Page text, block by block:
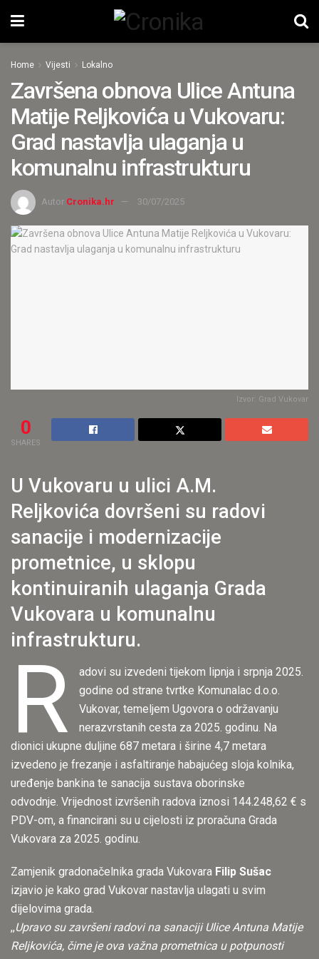
Home Vijesti Lokalno
Završena obnova Ulice Antuna
Matije Reljkovića u Vukovaru:
Grad nastavlja ulaganja u
komunalnu infrastrukturu
Autor Cronika.hr 30/07/2025
Izvor: Grad Vukovar
0
SHARES
U Vukovaru u ulici A.M.
Reljkovića dovršeni su radovi
sanacije i modernizacije
prometnice, u sklopu
kontinuiranih ulaganja Grada
Vukovara u komunalnu
infrastrukturu.
R
adovi su izvedeni tijekom lipnja i srpnja 2025.
godine od strane tvrtke Komunalac d.o.o.
Vukovar, temeljem Ugovora o održavanju
nerazvrstanih cesta za 2025. godinu. Na
dionici ukupne duljine 687 metara i širine 4,7 metara
izvedeno je frezanje i asfaltiranje habajućeg sloja kolnika,
uređenje bankina te sanacija sustava oborinske
odvodnje. Vrijednost izvršenih radova iznosi 144.248,62 € s
PDV-om, a financirani su u cijelosti iz proračuna Grada
Vukovara za 2025. godinu.
Zamjenik gradonačelnika grada Vukovara Filip Sušac
izjavio je kako grad Vukovar nastavlja ulagati u svim
dijelovima grada.
,,Upravo su završeni radovi na sanaciji Ulice Antuna Matije
Reljkovića, čime je ova važna prometnica u potpunosti